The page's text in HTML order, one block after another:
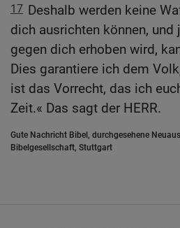
17 Deshalb werden keine
dich ausrichten können, und
gegen dich erhoben wird,
Dies garantiere ich dem
ist das Vorrecht, das ich
Zeit.« Das sagt der HERR.
Gute Nachricht Bibel, durchgesehene
Bibelgesellschaft, Stuttgart